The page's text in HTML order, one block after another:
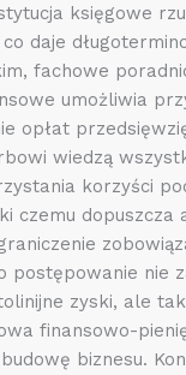
księgowe
daje
fachowe
umożliwia
opłat
wiedzą
korzyści
czemu dopuszcza
postępowanie nie
zyski, ale
finansowo-
biznesu.